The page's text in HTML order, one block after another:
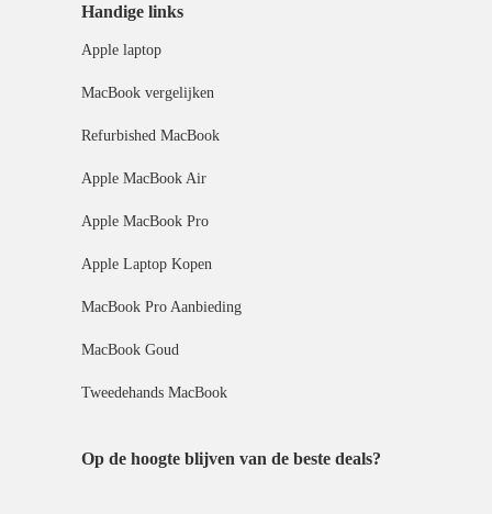
Handige links
Apple laptop
MacBook vergelijken
Refurbished MacBook
Apple MacBook Air
Apple MacBook Pro
Apple Laptop Kopen
MacBook Pro Aanbieding
MacBook Goud
Tweedehands MacBook
Op de hoogte blijven van de beste deals?